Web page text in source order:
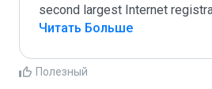
second largest Internet
Читать Больше
Полезный